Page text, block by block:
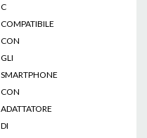
C
COMPATIBILE
CON
GLI
SMARTPHONE
CON
ADATTATORE
DI